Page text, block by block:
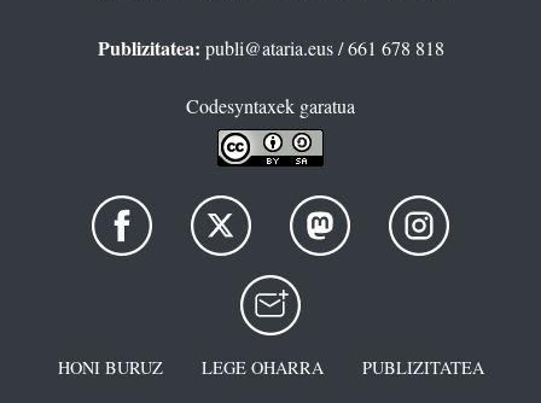
Publizitatea: publi@ataria.eus/ 661 678 818
Codesyntaxek garatua
HONI BURUZ LEGE OHARRA
PUBLIZITATEA